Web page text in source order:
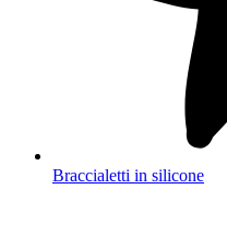
Braccialetti in silicone